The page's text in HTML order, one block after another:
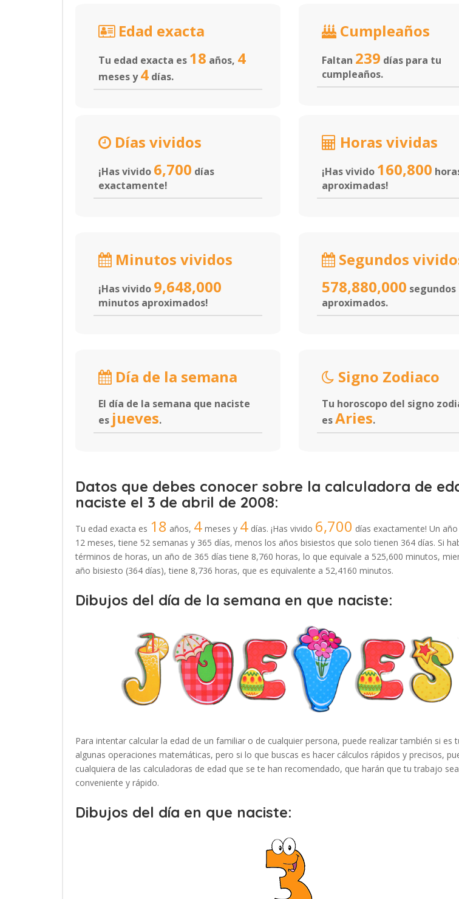
Edad exacta
Tu edad exacta es 18 años, 4
meses y4 días.
Cumpleaños
Faltan 239 días para tu
cumpleaños.
Días vividos
¡Has vivido 6,700 días
exactamente!
Horas vividas
¡Has vivido 160,800
aproximadas!
Minutos vividos
¡Has vivido 9,648,000
minutos aproximados!
Segundos
578,880,000 segundos
aproximados.
Día de la semana
El día de la semana que naciste
es jueves.
Signo Zodiaco
Tu horoscopo del signo
esAries.
Datos que debes conocer sobre la calculadora de
naciste el 3 de abril de 2008:
Tu edad exacta es 18 años, 4 meses y 4 días. ¡Has vivido 6,700 días exactamente! Un
12 meses, tiene 52 semanas y 365 días, menos los años bisiestos que solo tienen 364 días. Si
términos de horas, un año de 365 días tiene 8,760 horas, lo que equivale a 525,600 minutos,
año bisiesto (364 días), tiene 8,736 horas, que es equivalente a 52,4160 minutos.
Dibujos del día de la semana en que naciste:
Para intentar calcular la edad de un familiar o de cualquier persona, puede realizar también si es
algunas operaciones matemáticas, pero si lo que buscas es hacer cálculos rápidos y precisos,
cualquiera de las calculadoras de edad que se te han recomendado, que harán que tu trabajo
conveniente y rápido.
Dibujos del día en que naciste: